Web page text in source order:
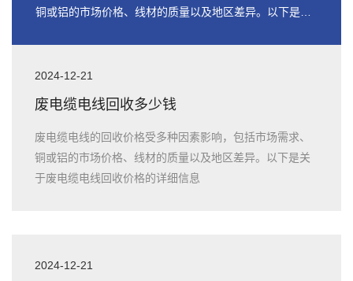
铜或铝的市场价格、线材的质量以及地区差异。以下是关
2024-12-21
废电缆电线回收多少钱
废电缆电线的回收价格受多种因素影响，包括市场需求、
铜或铝的市场价格、线材的质量以及地区差异。以下是关
于废电缆电线回收价格的详细信息
2024-12-21